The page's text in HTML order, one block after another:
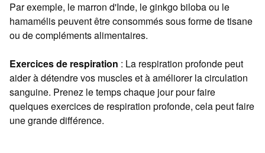
Par exemple, le marron d'Inde, le ginkgo biloba ou le
hamamélis peuvent être consommés sous forme de tisane
ou de compléments alimentaires.
Exercices de respiration : La respiration profonde peut
aider à détendre vos muscles et à améliorer la circulation
sanguine. Prenez le temps chaque jour pour faire
quelques exercices de respiration profonde, cela peut faire
une grande différence.